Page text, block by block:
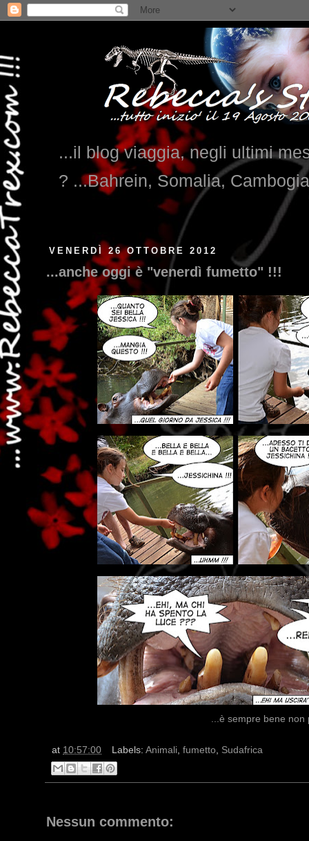
...il blog viaggia, negli ultimi
? ...Bahrein, Somalia,
VENERDÌ 26 OTTOBRE 2012
...anche oggi è "venerdì fumetto" !!!
...è sempre bene
at 10:57:00 Labels: Animali, fumetto, Sudafrica
Nessun commento: